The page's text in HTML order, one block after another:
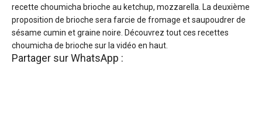
recette choumicha brioche au ketchup, mozzarella. La deuxième
proposition de brioche sera farcie de fromage et saupoudrer de
sésame cumin et graine noire. Découvrez tout ces recettes
choumicha de brioche sur la vidéo en haut.
Partager sur WhatsApp :